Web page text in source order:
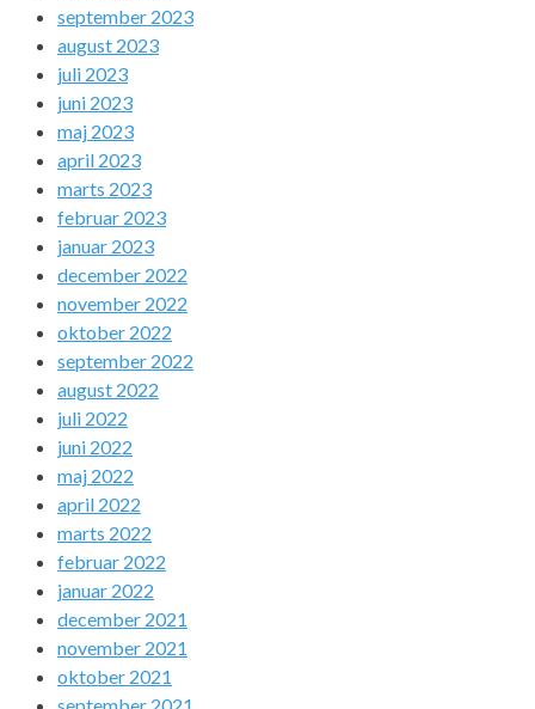
september 2023
august 2023
juli 2023
juni 2023
maj 2023
april 2023
marts 2023
februar 2023
januar 2023
december 2022
november 2022
oktober 2022
september 2022
august 2022
juli 2022
juni 2022
maj 2022
april 2022
marts 2022
februar 2022
januar 2022
december 2021
november 2021
oktober 2021